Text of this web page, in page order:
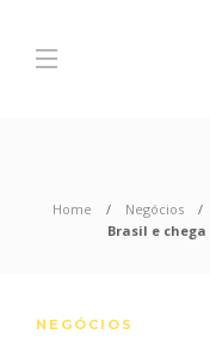
Home Negócios
Brasil e chega
NEGÓCIOS